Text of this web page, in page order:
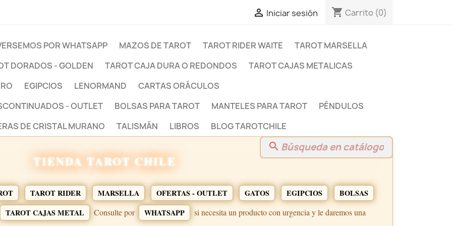
 Iniciar sesión shopping_cart Carrito (0)
POR WHATSAPP MAZOS DE TAROT TAROT RIDER WAITE
TAROT MARSELLA
DORADOS - GOLDEN
TAROT CAJA DURA O REDONDOS
TAROT CAJAS METALICAS
EGIPCIOS LENORMAND
CARTAS ORÁCULOS
- OUTLET
BOLSAS PARA TAROT MANTELES PARA TAROT
PÉNDULOS
DE CRISTAL MURANO
TALISMÁN LIBROS BLOG TAROTCHILE
search
TIENDA TAROT CHILE
TAROT RIDER MARSELLA OFERTAS - OUTLET GATOS EGIPCIOS
BOLSAS
TAROT CAJAS METAL
Consulte por WHATSAPP
si necesita un producto con urgencia y le daremos una